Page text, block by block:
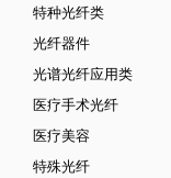
特种光纤类
光纤器件
光谱光纤应用类
医疗手术光纤
医疗美容
特殊光纤